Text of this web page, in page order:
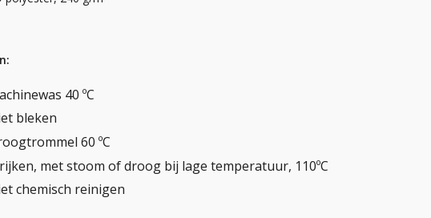
40 ºC
bleken
60 ºC
met stoom of droog bij lage temperatuur, 110ºC
chemisch reinigen